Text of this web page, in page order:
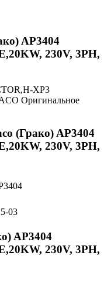
AP3404
230V, 3PH,
XP3
Оригинальное
(Грако) AP3404
230V, 3PH,
03
AP3404
230V, 3PH,